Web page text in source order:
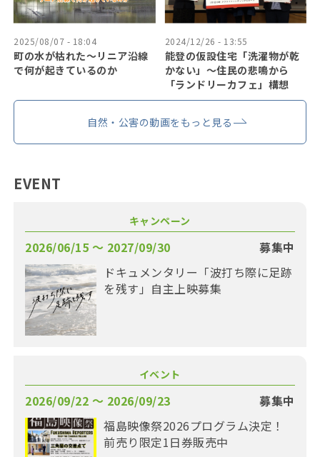
2025/08/07 - 18:04
町の水が枯れた～リニア沿線
で何が起きているのか
2024/12/26 - 13:55
能登の仮設住宅「洗濯物が乾
かない」〜住民の悲鳴から
「ランドリーカフェ」構想
自然・公害の動画をもっと見る
EVENT
キャンペーン
2026/06/15 〜 2027/09/30
募集中
ドキュメンタリー「波打ち際に足跡
を残す」自主上映募集
イベント
2026/09/22 〜 2026/09/23
募集中
福島映像祭2026プログラム決定！
前売り限定1日券販売中